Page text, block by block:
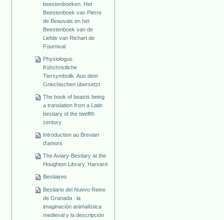
beestenboeken. Het
Beestenboek van Pierre
de Beauvais en het
Beestenboek van de
Liefde van Richart de
Fournival
Physiologus:
frühchristliche
Tiersymbolik. Aus dem
Griechischen übersetzt
The book of beasts being
a translation from a Latin
bestiary of the twelfth
century
Introduction au Breviari
d'amors
The Aviary-Bestiary at the
Houghton Library, Harvard
Bestiaires
Bestiario del Nuevo Reino
de Granada : la
imaginación animalística
medieval y la descripción